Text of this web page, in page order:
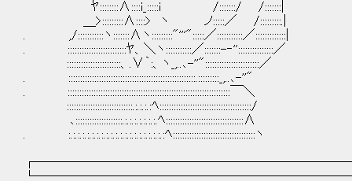
ﾔ::::::::∧::::i_:::::i /:::::::/ /:::::::|
＿>:::::::::∧::::> ヽ ノ:::::／ /:::::::::.|
. ,/:::::::::::ヽ:::::::∧ヽ:::::::::"'''":::::／:::::::::::／:::::::::::::|
. :::::::::::::::::::::::::ﾔ、＼ヽ:::::::::::／:::::::-‐'':::::::::::::::／
:::::::::::::::::::::::、.∨｀:、ヽ_,..､-''":::::::::::::::::::::::／
. ::::::::::::::::::::::::::::::::::::::::::::::::::::::.:::::::::_,..､-''"
. :::::::::::::::::::::::::::::::::::::::::::::::::::::::::::::::::::::￣＼
::::::::::::::::::::::::::::.:.:.:.:ﾍ:::::::::::::::::::::::::::::::::::::::/
､::::::::::::::::::::.:.:.:.:.:.:.:.ﾍ:::::::::::::::::::::::::::::::::∧
. :.:.:.:.:.:.:.:.:.:.:.:.:.:.:.:.:.:.:.:.:ﾍ:::::::::::::::::::::::::::::::::::ヽ